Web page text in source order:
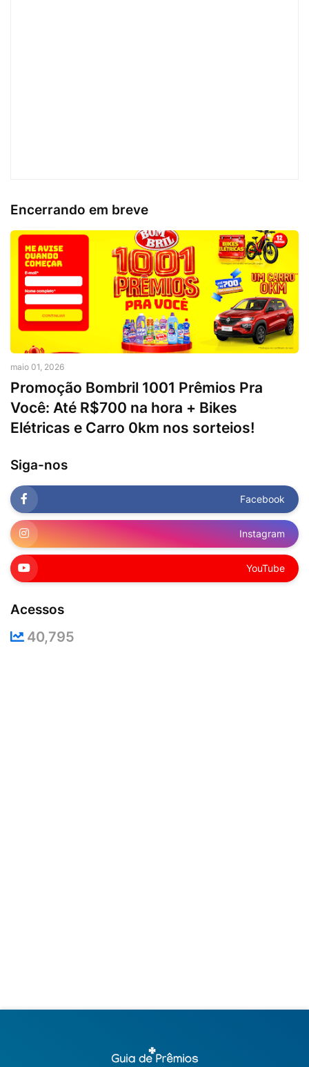
Encerrando em breve
maio 01, 2026
Promoção Bombril 1001 Prêmios Pra
Você: Até R$700 na hora + Bikes
Elétricas e Carro 0km nos sorteios!
Siga-nos
Facebook
Instagram
YouTube
Acessos
40,795